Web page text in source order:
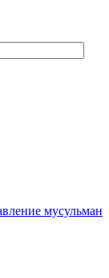
мусульман